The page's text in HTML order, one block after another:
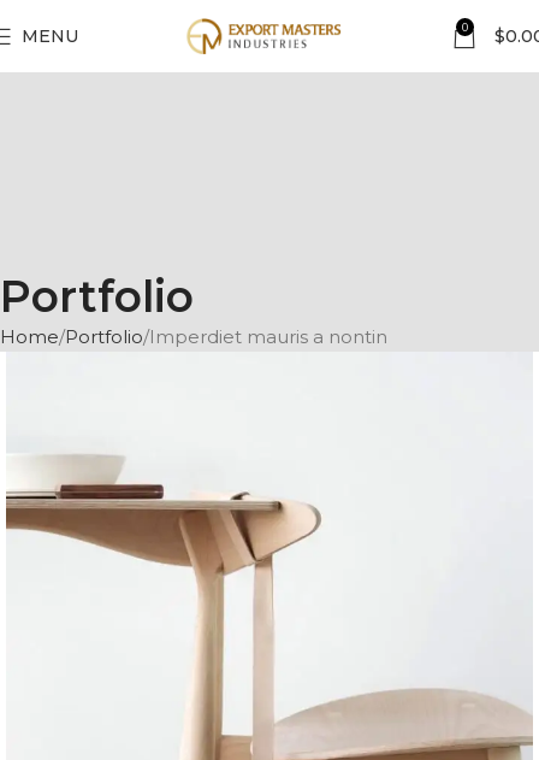
MENU 0 $
Portfolio
Home Portfolio Imperdiet mauris a nontin